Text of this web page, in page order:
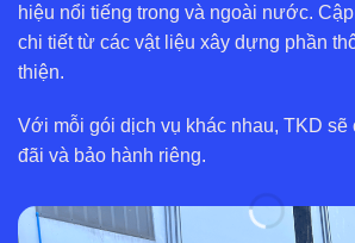
hiệu nổi tiếng trong và ngoài nước.
chi tiết từ các vật liệu xây dựng phần
thiện.
Với mỗi gói dịch vụ khác nhau, TKD sẽ
đãi và bảo hành riêng.